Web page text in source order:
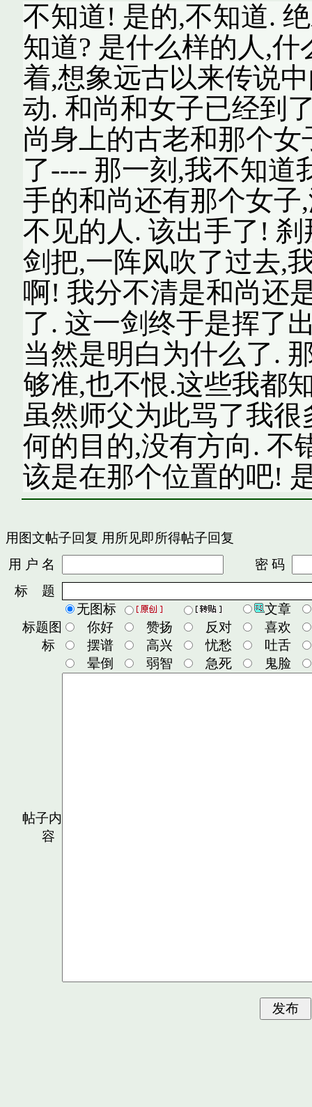
不知道! 是的,不知道.
知道? 是什么样的人,
着,想象远古以来传说
动. 和尚和女子已经到
尚身上的古老和那个
了---- 那一刻,我不知道
手的和尚还有那个女
不见的人. 该出手了!
剑把,一阵风吹了过去,
啊! 我分不清是和尚还
了. 这一剑终于是挥了
当然是明白为什么了.
够准,也不恨.这些我都
虽然师父为此骂了我
何的目的,没有方向. 不
该是在那个位置的吧!
用图文帖子回复 用所见即所得帖子回复
用 户 名
密 码
标 题
标题图
标
无图标
文章
你好
赞扬 反对
喜欢
摆谱
高兴 忧愁
吐舌
晕倒
弱智 急死 鬼脸
帖子内
容